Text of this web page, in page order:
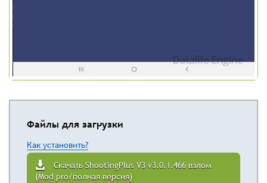
Файлы для загрузки
Как установить?
Скачать ShootingPlus V3 v3.0.1.466 взлом
(Mod pro/полная версия)